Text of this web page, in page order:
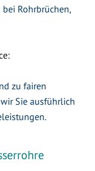
Rohrbrüchen,
zu fairen
Sie ausführlich